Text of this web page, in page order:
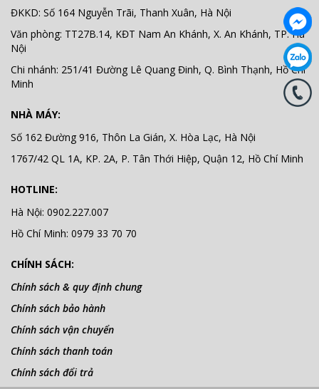
ĐKKD: Số 164 Nguyễn Trãi, Thanh Xuân, Hà Nội
Văn phòng: TT27B.14, KĐT Nam An Khánh, X. An Khánh, TP. Hà
Nội
Chi nhánh: 251/41 Đường Lê Quang Đinh, Q. Bình Thạnh, Hồ Chí
Minh
NHÀ MÁY:
Số 162 Đường 916, Thôn La Gián, X. Hòa Lạc, Hà Nội
1767/42 QL 1A, KP. 2A, P. Tân Thới Hiệp, Quận 12, Hồ Chí Minh
HOTLINE:
Hà Nội: 0902.227.007
Hồ Chí Minh: 0979 33 70 70
CHÍNH SÁCH:
Chính sách & quy định chung
Chính sách bảo hành
Chính sách vận chuyển
Chính sách thanh toán
Chính sách đổi trả